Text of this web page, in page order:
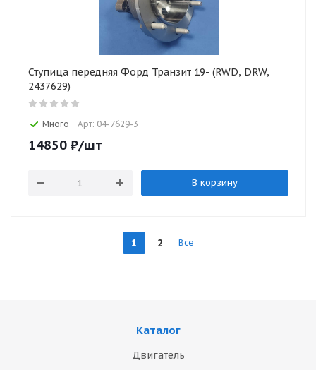
Ступица передняя Форд Транзит 19- (RWD, DRW,
2437629)
Много Арт: 04-7629-3
14850 ₽/шт
В корзину
1 2 Все
Каталог
Двигатель